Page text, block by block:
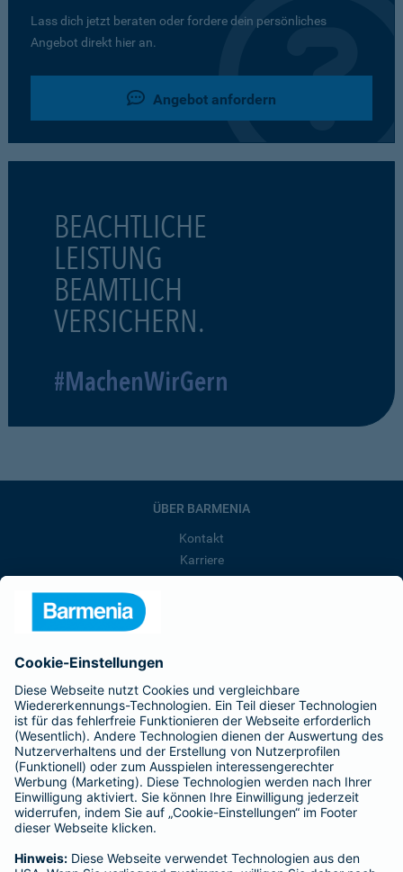
Lass dich jetzt beraten oder fordere dein persönliches
Angebot direkt hier an.
Angebot anfordern
BEACHTLICHE
LEISTUNG
BEAMTLICH
VERSICHERN.
#MachenWirGern
ÜBER BARMENIA
Kontakt
Karriere
Barmenia ist Teil der BarmeniaGothaer
BELIEBTE SEITEN
Kranken-Zusatzversicherung
Tierversicherungen
Haftpflichtversicherung
Hausratversicherung